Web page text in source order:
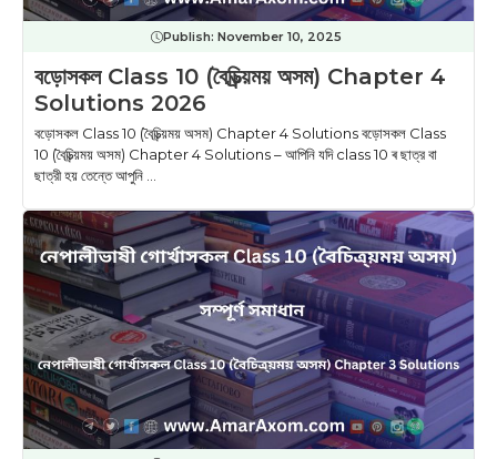
Publish: November 10, 2025
বড়োসকল Class 10 (বৈচিত্ৰ্য়ময় অসম) Chapter 4
Solutions 2026
বড়োসকল Class 10 (বৈচিত্ৰ্য়ময় অসম) Chapter 4 Solutions বড়োসকল Class
10 (বৈচিত্ৰ্য়ময় অসম) Chapter 4 Solutions – আপিনি যদি class 10 ৰ ছাত্র বা
ছাত্রী হয় তেন্তে আপুনি ...